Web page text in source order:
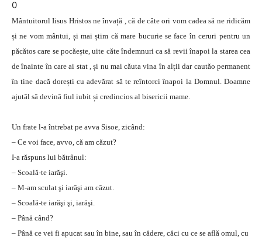
0
Mântuitorul Iisus Hristos ne învață , că de câte ori vom cadea să ne ridicăm
și ne vom mântui, și mai știm că mare bucurie se face în ceruri pentru un
păcătos care se pocăește, uite căte îndemnuri ca să revii înapoi la starea cea
de înainte în care ai stat , și nu mai căuta vina în alții dar cautăo permanent
în tine dacă dorești cu adevărat să te reîntorci înapoi la Domnul. Doamne
ajutăl să devină fiul iubit și credincios al bisericii mame.
Un frate l-a întrebat pe avva Sisoe, zicând:
– Ce voi face, avvo, că am căzut?
I-a răspuns lui bătrânul:
– Scoală-te iarăşi.
– M-am sculat şi iarăşi am căzut.
– Scoală-te iarăşi şi, iarăşi.
– Până când?
– Până ce vei fi apucat sau în bine, sau în cădere, căci cu ce se află omul, cu